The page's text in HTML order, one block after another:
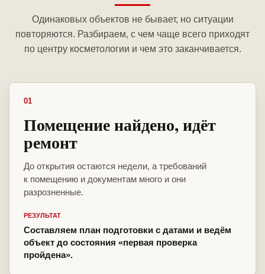
Одинаковых объектов не бывает, но ситуации
повторяются. Разбираем, с чем чаще всего приходят
по центру косметологии и чем это заканчивается.
01
Помещение найдено, идёт
ремонт
До открытия остаются недели, а требований
к помещению и документам много и они
разрозненные.
РЕЗУЛЬТАТ
Составляем план подготовки с датами и ведём
объект до состояния «первая проверка
пройдена».